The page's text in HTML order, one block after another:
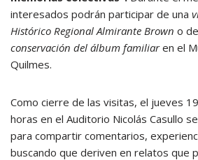
interesados podrán participar de una
Histórico Regional Almirante Brown o
conservación del álbum familiaren el
Quilmes.
Como cierre de las visitas, el jueves
horas en el Auditorio Nicolás Casullo
para compartir comentarios,
buscando que deriven en relatos que